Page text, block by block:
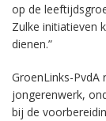
op de
Zulke initiatieven
dienen.”
GroenLinks-
jongerenwerk,
bij de